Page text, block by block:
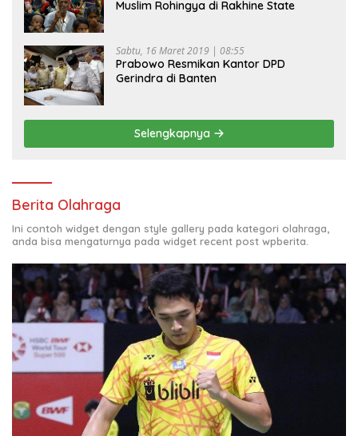
Muslim Rohingya di Rakhine State
Sabtu, 16 Maret 2019 | 08:55
Prabowo Resmikan Kantor DPD
Gerindra di Banten
Selengkapnya
Berita Olahraga
Ini contoh widget dengan style gallery pada kategori olahraga,
anda bisa mengaturnya pada widget recent post wpberita.